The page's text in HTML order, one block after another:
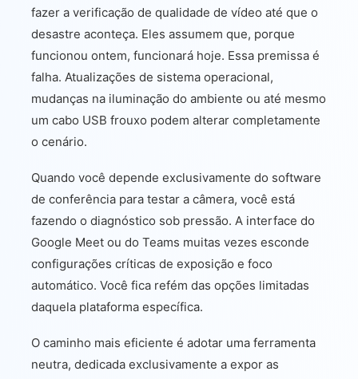
fazer a verificação de qualidade de vídeo até que o
desastre aconteça. Eles assumem que, porque
funcionou ontem, funcionará hoje. Essa premissa é
falha. Atualizações de sistema operacional,
mudanças na iluminação do ambiente ou até mesmo
um cabo USB frouxo podem alterar completamente
o cenário.
Quando você depende exclusivamente do software
de conferência para testar a câmera, você está
fazendo o diagnóstico sob pressão. A interface do
Google Meet ou do Teams muitas vezes esconde
configurações críticas de exposição e foco
automático. Você fica refém das opções limitadas
daquela plataforma específica.
O caminho mais eficiente é adotar uma ferramenta
neutra, dedicada exclusivamente a expor as